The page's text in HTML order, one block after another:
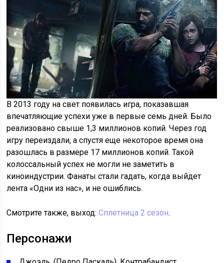
В 2013 году на свет появилась игра, показавшая
впечатляющие успехи уже в первые семь дней. Было
реализовано свыше 1,3 миллионов копий. Через год
игру переиздали, а спустя еще некоторое время она
разошлась в размере 17 миллионов копий. Такой
колоссальный успех не могли не заметить в
киноиндустрии. Фанаты стали гадать, когда выйдет
лента «Одни из нас», и не ошиблись.
Смотрите также, выход:Сплетница 2 сезон.
Персонажи